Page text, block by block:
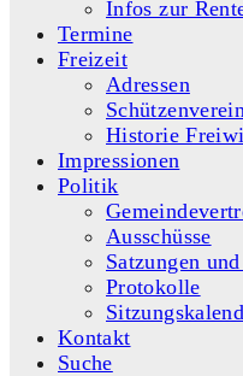
Infos zur
Termine
Freizeit
Adressen
Historie
Impressionen
Politik
Ausschüsse
Satzungen
Protokolle
Kontakt
Suche